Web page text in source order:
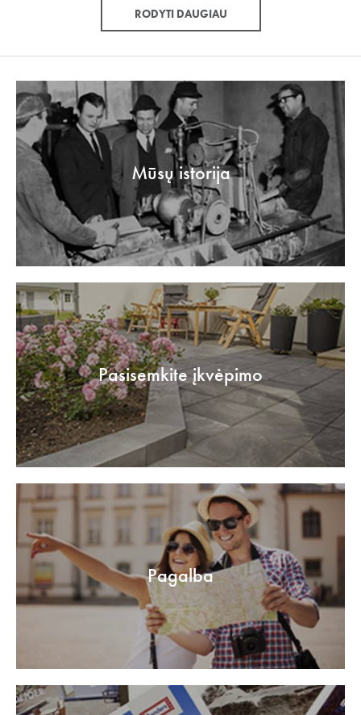
RODYTI DAUGIAU
Mūsų istorija
Pasisemkite įkvėpimo
Pagalba